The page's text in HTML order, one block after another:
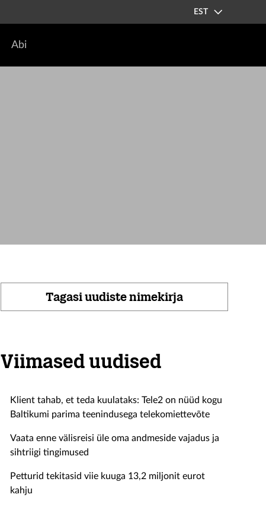
EST
Abi
Tagasi uudiste nimekirja
Viimased uudised
Klient tahab, et teda kuulataks: Tele2 on nüüd kogu
Baltikumi parima teenindusega telekomiettevõte
Vaata enne välisreisi üle oma andmeside vajadus ja
sihtriigi tingimused
Petturid tekitasid viie kuuga 13,2 miljonit eurot
kahju